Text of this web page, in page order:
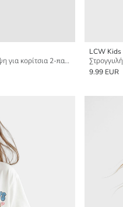
Μπλουζάκι με στρογγυλή λαιμόκοψη για κορίτσια 2-πακέτα
LCW Kids
9.99 EUR